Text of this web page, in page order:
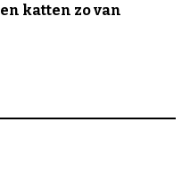
katten zo van